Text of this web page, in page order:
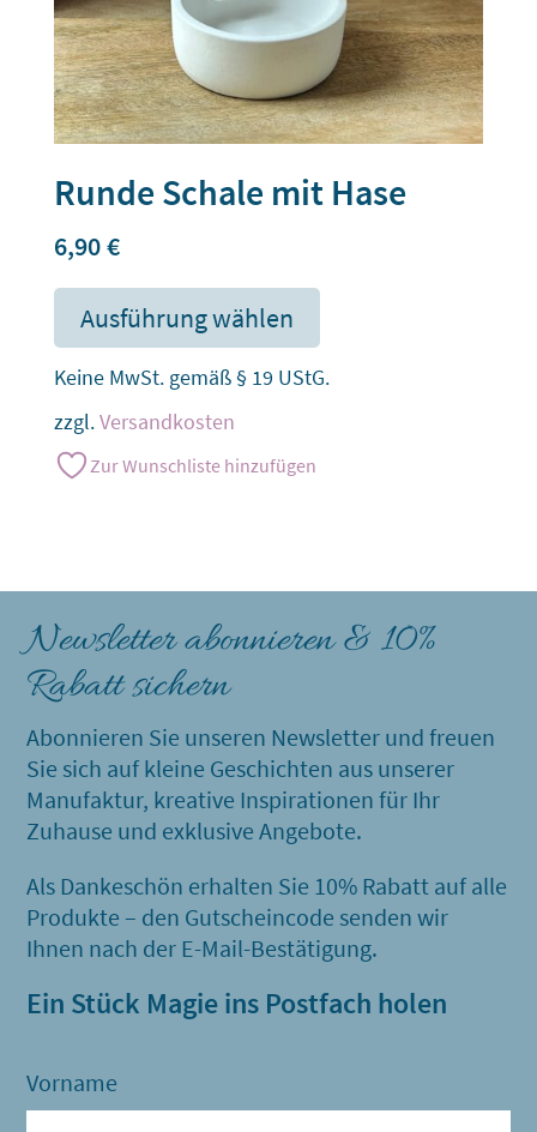
Runde Schale mit Hase
6,90€
Ausführung wählen
Keine MwSt. gemäß § 19 UStG.
zzgl.Versandkosten
Zur Wunschliste hinzufügen
Newsletter abonnieren & 10%
Rabatt sichern
Abonnieren Sie unseren Newsletter und freuen
Sie sich auf kleine Geschichten aus unserer
Manufaktur, kreative Inspirationen für Ihr
Zuhause und exklusive Angebote.
Als Dankeschön erhalten Sie 10% Rabatt auf alle
Produkte – den Gutscheincode senden wir
Ihnen nach der E-Mail-Bestätigung.
Ein Stück Magie ins Postfach holen
Vorname